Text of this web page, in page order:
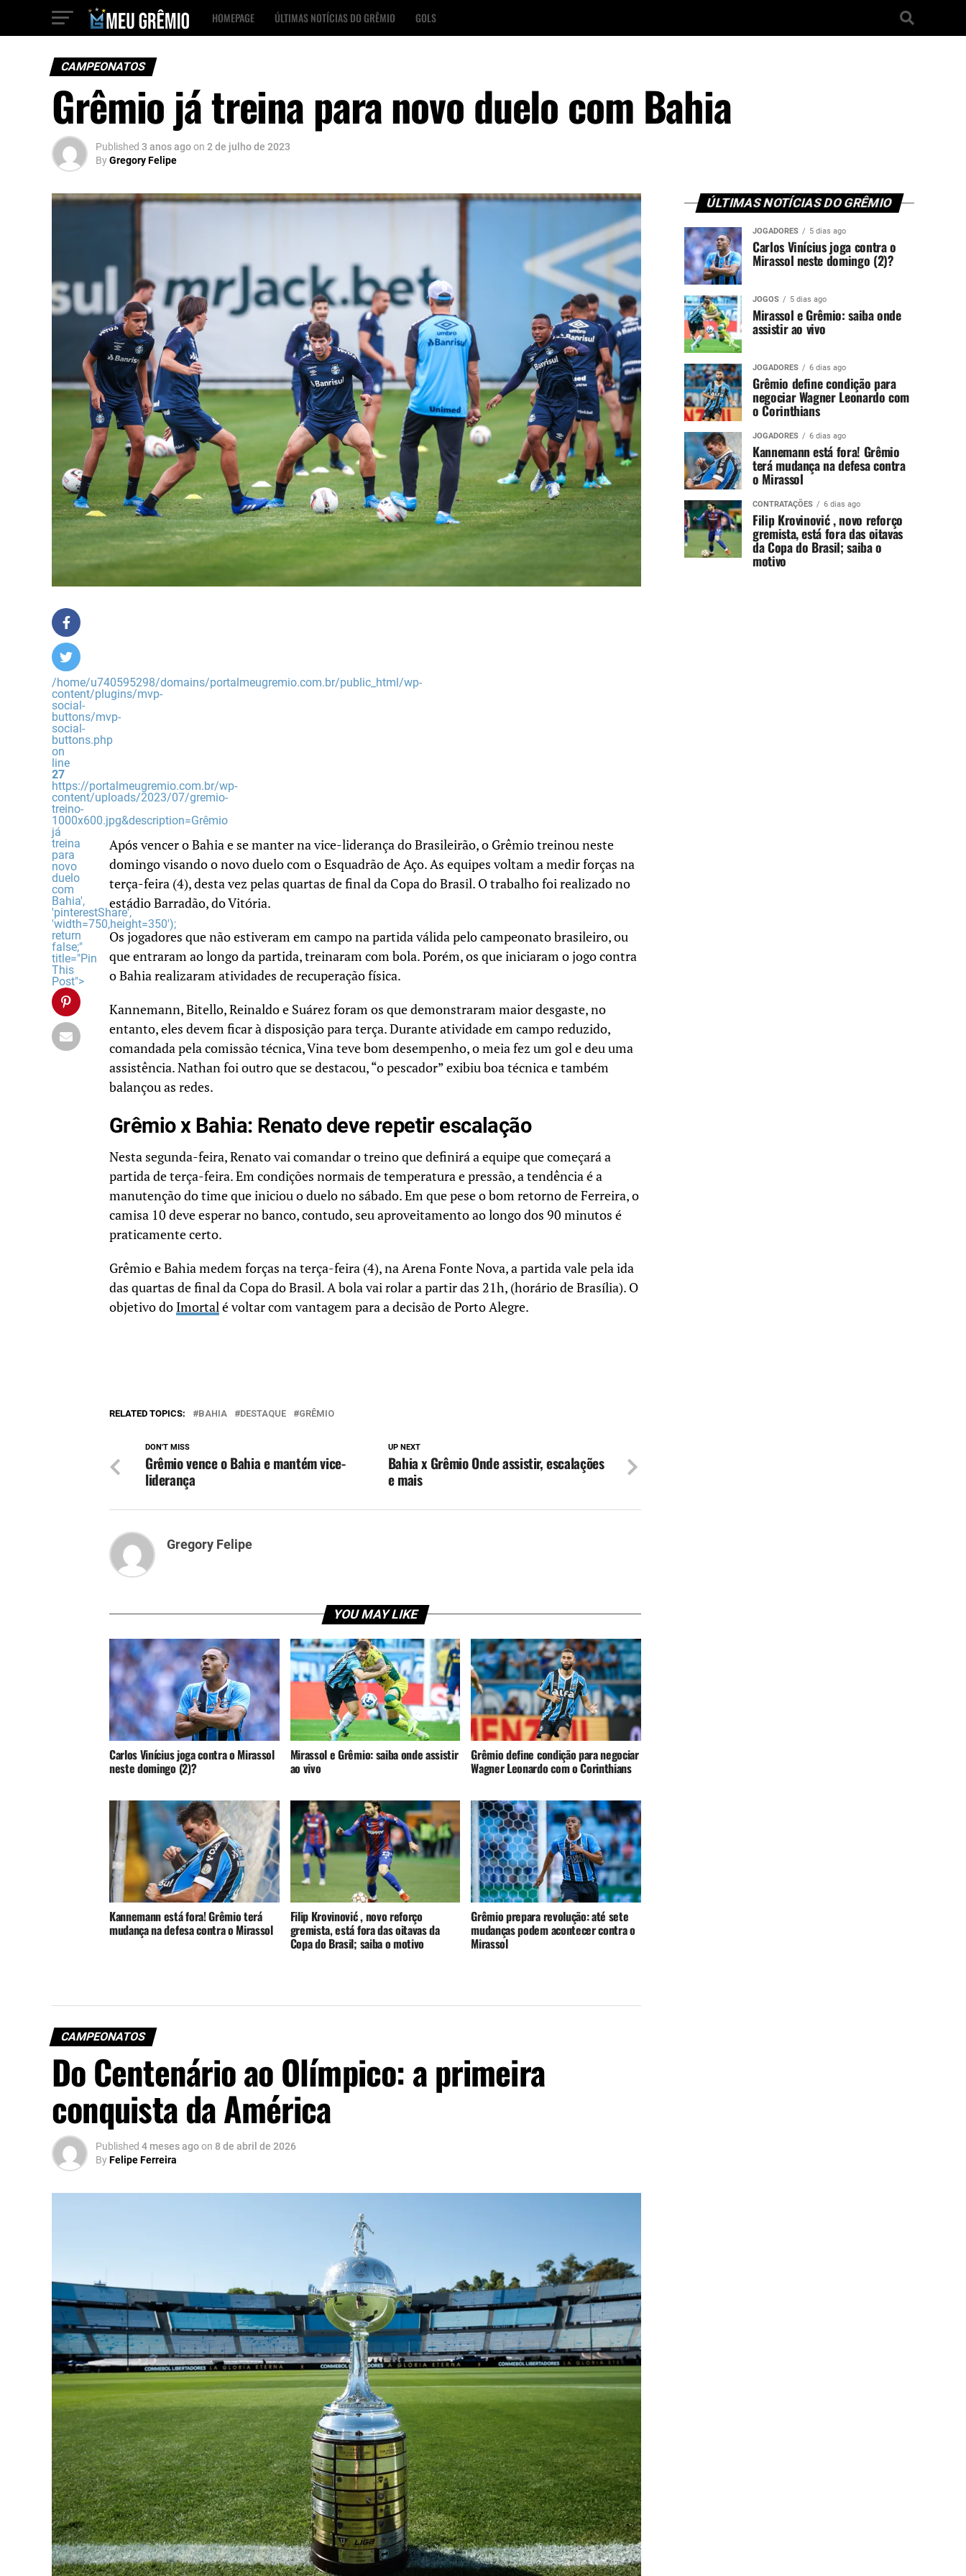
HOMEPAGE ÚLTIMAS NOTÍCIAS DO GRÊMIO GOLS
CAMPEONATOS
Grêmio já treina para novo duelo com Bahia
Published 3 anos agoon 2 de julho de 2023
ByGregory Felipe
/home/u740595298/domains/portalmeugremio.com.br/public_html/wp-
content/plugins/mvp-
social-
buttons/mvp-
social-
buttons.php
on
line
27
https://portalmeugremio.com.br/wp-
content/uploads/2023/07/gremio-
treino-
1000x600.jpg&description=Grêmio
já
treina
para
novo
duelo
com
Bahia',
'pinterestShare',
'width=750,height=350');
return
false;"
title="Pin
This
Post">
Após vencer o Bahia e se manter na vice-liderança do Brasileirão, o Grêmio treinou neste
domingo visando o novo duelo com o Esquadrão de Aço. As equipes voltam a medir forças na
terça-feira (4), desta vez pelas quartas de final da Copa do Brasil. O trabalho foi realizado no
estádio Barradão, do Vitória.
Os jogadores que não estiveram em campo na partida válida pelo campeonato brasileiro, ou
que entraram ao longo da partida, treinaram com bola. Porém, os que iniciaram o jogo contra
o Bahia realizaram atividades de recuperação física.
Kannemann, Bitello, Reinaldo e Suárez foram os que demonstraram maior desgaste, no
entanto, eles devem ficar à disposição para terça. Durante atividade em campo reduzido,
comandada pela comissão técnica, Vina teve bom desempenho, o meia fez um gol e deu uma
assistência. Nathan foi outro que se destacou, “o pescador” exibiu boa técnica e também
balançou as redes.
Grêmio x Bahia: Renato deve repetir escalação
Nesta segunda-feira, Renato vai comandar o treino que definirá a equipe que começará a
partida de terça-feira. Em condições normais de temperatura e pressão, a tendência é a
manutenção do time que iniciou o duelo no sábado. Em que pese o bom retorno de Ferreira, o
camisa 10 deve esperar no banco, contudo, seu aproveitamento ao longo dos 90 minutos é
praticamente certo.
Grêmio e Bahia medem forças na terça-feira (4), na Arena Fonte Nova, a partida vale pela ida
das quartas de final da Copa do Brasil. A bola vai rolar a partir das 21h, (horário de Brasília). O
objetivo do Imortalé voltar com vantagem para a decisão de Porto Alegre.
RELATED TOPICS: BAHIA DESTAQUE GRÊMIO
UP NEXT
Bahia x Grêmio Onde assistir, escalações
e mais
DON'T MISS
Grêmio vence o Bahia e mantém vice-
liderança
Gregory Felipe
YOU MAY LIKE
Carlos Vinícius joga contra o Mirassol
neste domingo (2)?
Mirassol e Grêmio: saiba onde assistir
ao vivo
Grêmio define condição para negociar
Wagner Leonardo com o Corinthians
Kannemann está fora! Grêmio terá
mudança na defesa contra o Mirassol
Filip Krovinović , novo reforço
gremista, está fora das oitavas da
Copa do Brasil; saiba o motivo
Grêmio prepara revolução: até sete
mudanças podem acontecer contra o
Mirassol
CAMPEONATOS
Do Centenário ao Olímpico: a primeira
conquista da América
Published 4 meses agoon 8 de abril de 2026
ByFelipe Ferreira
ÚLTIMAS NOTÍCIAS DO GRÊMIO
JOGADORES 5 dias ago
Carlos Vinícius joga contra o
Mirassol neste domingo (2)?
JOGOS 5 dias ago
Mirassol e Grêmio: saiba onde
assistir ao vivo
JOGADORES 6 dias ago
Grêmio define condição para
negociar Wagner Leonardo com
o Corinthians
JOGADORES 6 dias ago
Kannemann está fora! Grêmio
terá mudança na defesa contra
o Mirassol
CONTRATAÇÕES 6 dias ago
Filip Krovinović , novo reforço
gremista, está fora das oitavas
da Copa do Brasil; saiba o
motivo